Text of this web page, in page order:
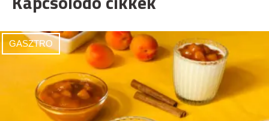
GASZTRO